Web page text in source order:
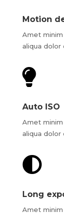
Motion
Amet
aliqua dolor

Auto ISO
Amet
aliqua dolor

Long
Amet